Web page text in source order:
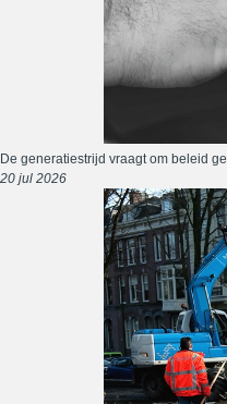
De generatiestrijd vraagt om beleid
20 jul 2026